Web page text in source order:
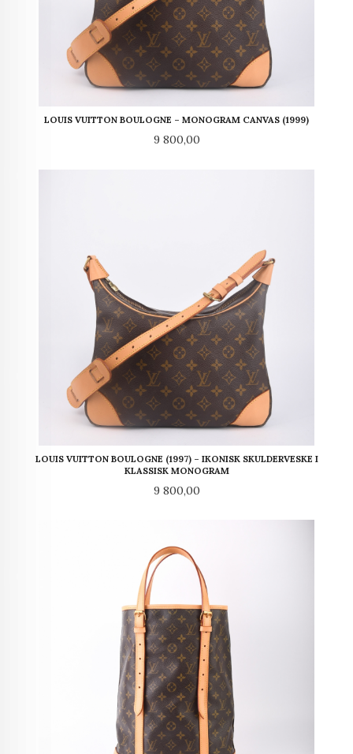
LOUIS VUITTON BOULOGNE – MONOGRAM CANVAS (1999)
Pris
9 800,00
LOUIS VUITTON BOULOGNE (1997) – IKONISK SKULDERVESKE I
KLASSISK MONOGRAM
Pris
9 800,00